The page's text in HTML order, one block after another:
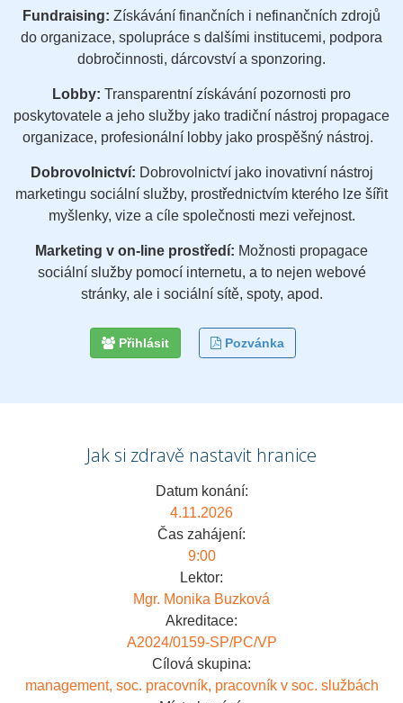
Fundraising: Získávání finančních i nefinančních zdrojů
do organizace, spolupráce s dalšími institucemi, podpora
dobročinnosti, dárcovství a sponzoring.
Lobby: Transparentní získávání pozornosti pro
poskytovatele a jeho služby jako tradiční nástroj propagace
organizace, profesionální lobby jako prospěšný nástroj.
Dobrovolnictví: Dobrovolnictví jako inovativní nástroj
marketingu sociální služby, prostřednictvím kterého lze šířit
myšlenky, vize a cíle společnosti mezi veřejnost.
Marketing v on-line prostředí: Možnosti propagace
sociální služby pomocí internetu, a to nejen webové
stránky, ale i sociální sítě, spoty, apod.
Přihlásit Pozvánka
Jak si zdravě nastavit hranice
Datum konání:
4.11.2026
Čas zahájení:
9:00
Lektor:
Mgr. Monika Buzková
Akreditace:
A2024/0159-SP/PC/VP
Cílová skupina:
management, soc. pracovník, pracovník v soc. službách